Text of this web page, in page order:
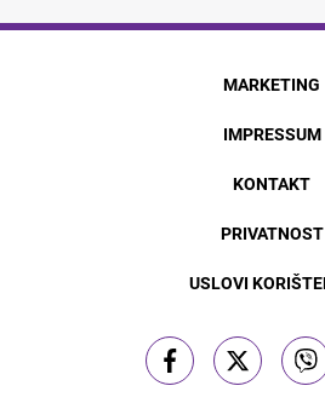
MARKETING
IMPRESSUM
KONTAKT
PRIVATNOST
USLOVI